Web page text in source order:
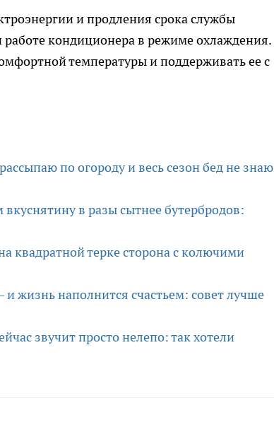
и продления срока службы
работе кондиционера в режиме охлаждения.
температуры и поддерживать ее с
по огороду и весь сезон бед не знаю
в разы сытнее бутербродов:
квадратной терке сторона с колючими
жизнь наполнится счастьем: совет лучше
звучит просто нелепо: так хотели